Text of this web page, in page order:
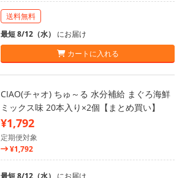
送料無料
最短 8/12（水） にお届け
カートに入れる
CIAO(チャオ) ちゅ～る 水分補給 まぐろ海鮮
ミックス味 20本入り×2個【まとめ買い】
¥1,792
定期便対象
¥1,792